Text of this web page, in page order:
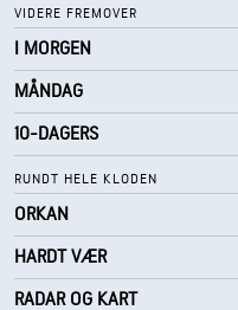
Duggpunkt
AccuLumen Brightness
Skydekke
Sikt
Skydekke
VIDERE FREMOVER
I MORGEN
MÅNDAG
10-DAGERS
RUNDT HELE KLODEN
ORKAN
HARDT VÆR
RADAR OG KART